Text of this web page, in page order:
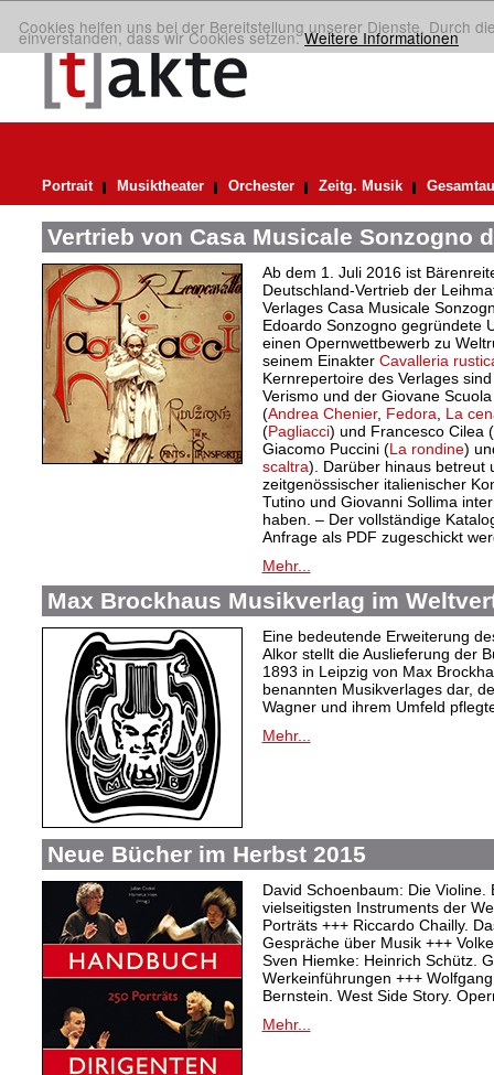
Cookies helfen uns bei der Bereitstellung unserer Dienste. Durch
einverstanden, dass wir Cookies setzen.Weitere Informationen
Portrait Musiktheater Orchester Zeitg. Musik
Vertrieb von Casa Musicale Sonzogno
Ab dem 1. Juli 2016 ist
Deutschland-Vertrieb der
Verlages Casa Musicale
Edoardo Sonzogno gegründete
einen Opernwettbewerb zu
seinem Einakter Cavalleria
Kernrepertoire des Verlages
Verismo und der Giovane
(Andrea Chenier, Fedora
La
(Pagliacci) und Francesco Cilea (
Giacomo Puccini (La rondine)
scaltra). Darüber hinaus betreut
zeitgenössischer italienischer
Tutino und Giovanni Sollima
haben. – Der vollständige
Anfrage als PDF zugeschickt
Mehr...
Max Brockhaus Musikverlag im
Eine bedeutende Erweiterung
Alkor stellt die Auslieferung der
1893 in Leipzig von Max
benannten Musikverlages dar,
Wagner und ihrem Umfeld
Mehr...
Neue Bücher im Herbst 2015
David Schoenbaum: Die Violine.
vielseitigsten Instruments der
Porträts +++ Riccardo Chailly.
Gespräche über Musik +++
Sven Hiemke: Heinrich Schütz.
Werkeinführungen +++
Bernstein. West Side Story.
Mehr...